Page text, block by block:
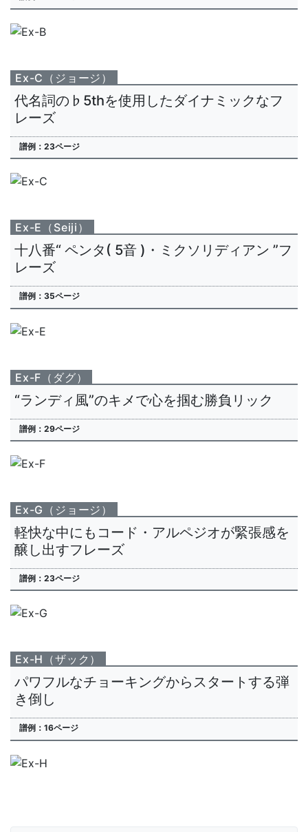
Ex-C（ジョージ）
代名詞の♭5thを使用したダイナミックなフ
レーズ
譜例：23ページ
Ex-E（Seiji）
十八番“ ペンタ( 5音 )・ミクソリディアン ”フ
レーズ
譜例：35ページ
Ex-F（ダグ）
“ランディ風”のキメで心を掴む勝負リック
譜例：29ページ
Ex-G（ジョージ）
軽快な中にもコード・アルペジオが緊張感を
醸し出すフレーズ
譜例：23ページ
Ex-H（ザック）
パワフルなチョーキングからスタートする弾
き倒し
譜例：16ページ